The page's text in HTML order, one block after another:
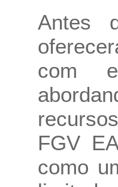
Antes
com
FGV
como